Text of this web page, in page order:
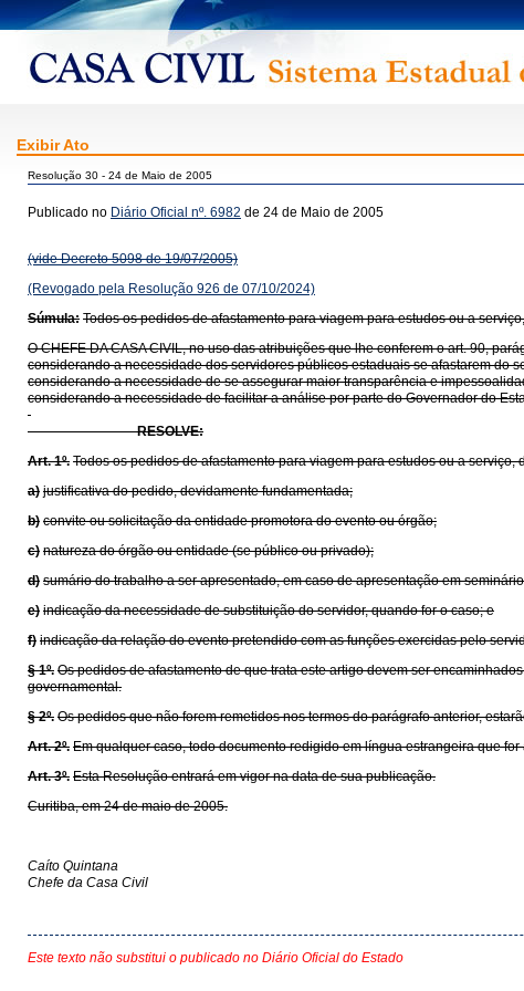
Exibir Ato
Resolução 30 - 24 de Maio de 2005
Publicado no Diário Oficial nº. 6982 de 24 de Maio de 2005
(vide Decreto 5098 de 19/07/2005)
(Revogado pela Resolução 926 de 07/10/2024)
Súmula: Todos os pedidos de afastamento para viagem para estudos ou a
O CHEFE DA CASA CIVIL, no uso das atribuições que lhe conferem o art. 90,
considerando a necessidade dos servidores públicos estaduais se afastarem do
considerando a necessidade de se assegurar maior transparência e
considerando a necessidade de facilitar a análise por parte do Governador do
RESOLVE:
Art. 1º. Todos os pedidos de afastamento para viagem para estudos ou a
a) justificativa do pedido, devidamente fundamentada;
b) convite ou solicitação da entidade promotora do evento ou órgão;
c) natureza do órgão ou entidade (se público ou privado);
d) sumário do trabalho a ser apresentado, em caso de apresentação em
e) indicação da necessidade de substituição do servidor, quando for o caso; e
f) indicação da relação do evento pretendido com as funções exercidas pelo
§ 1º. Os pedidos de afastamento de que trata este artigo devem ser
governamental.
§ 2º. Os pedidos que não forem remetidos nos termos do parágrafo anterior,
Art. 2º. Em qualquer caso, todo documento redigido em língua estrangeira que
Art. 3º. Esta Resolução entrará em vigor na data de sua publicação.
Curitiba, em 24 de maio de 2005.
Caíto Quintana
Chefe da Casa Civil
Este texto não substitui o publicado no Diário Oficial do Estado